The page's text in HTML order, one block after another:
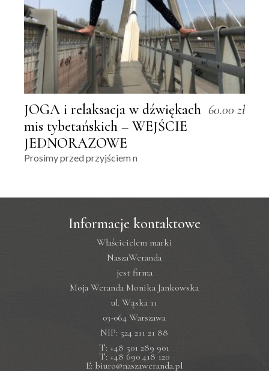
JOGA i relaksacja w dźwiękach
mis tybetańskich – WEJŚCIE
JEDNORAZOWE
60.00 zł
Prosimy przed przyjściem n
Informacje kontaktowe
Właścicielem marki
NaszaWeranda
jest firma
Moja Weranda Monika Jankowska
ul. Wąska 11
03-064 Warszawa
NIP: 524 211 21 88
T: +48 501 289 901
T: +48 690 418 120
E: biuro@naszaweranda.pl